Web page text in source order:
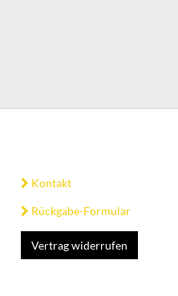
Kontakt
Rückgabe-Formular
Vertrag widerrufen